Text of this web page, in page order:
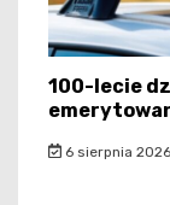
100-lecie
6 sierpnia 2026